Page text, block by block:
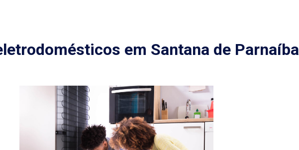
em Santana de Parnaíba